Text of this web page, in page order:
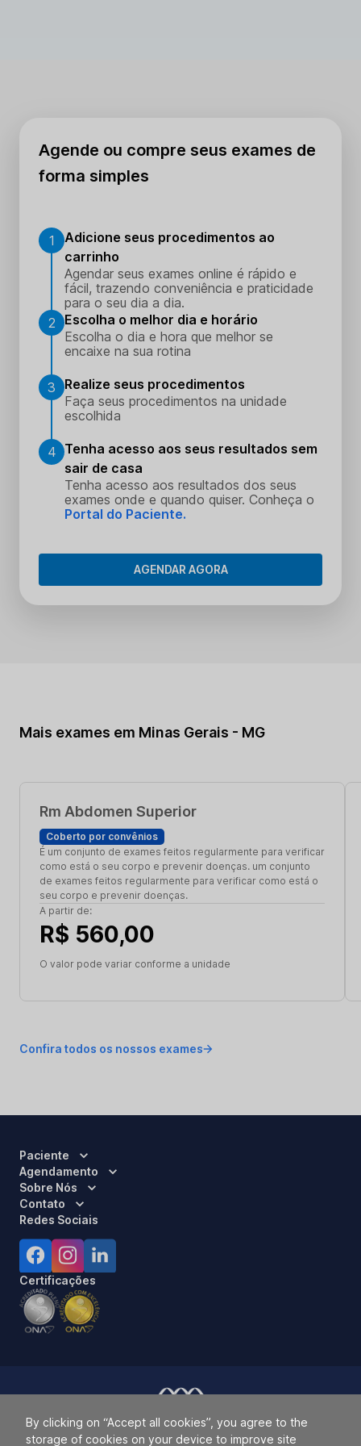
By clicking on “Accept all cookies”, you agree to the
storage of cookies on your device to improve site
Agende ou compre seus exames de
forma simples
1
Adicione seus procedimentos ao
carrinho
Agendar seus exames online é rápido e
fácil, trazendo conveniência e praticidade
para o seu dia a dia.
2
Escolha o melhor dia e horário
Escolha o dia e hora que melhor se
encaixe na sua rotina
3
Realize seus procedimentos
Faça seus procedimentos na unidade
escolhida
4 Tenha acesso aos seus resultados sem
sair de casa
Tenha acesso aos resultados dos seus
exames onde e quando quiser. Conheça o
Portal do Paciente.
AGENDAR AGORA
Mais exames em Minas Gerais - MG
Rm Abdomen Superior
Coberto por convênios
É um conjunto de exames feitos regularmente para verificar
como está o seu corpo e prevenir doenças. um conjunto
de exames feitos regularmente para verificar como está o
seu corpo e prevenir doenças.
A partir de:
R$ 560,00
O valor pode variar conforme a unidade
Confira todos os nossos exames
Paciente
Agendamento
Sobre Nós
Contato
Redes Sociais
Certificações
Responsável Técnico:
Dra. Luci Mara Barbiero – CRM 120.433/SP